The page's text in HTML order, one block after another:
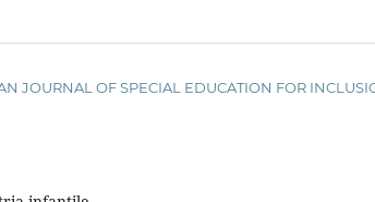
JOURNAL OF SPECIAL EDUCATION FOR